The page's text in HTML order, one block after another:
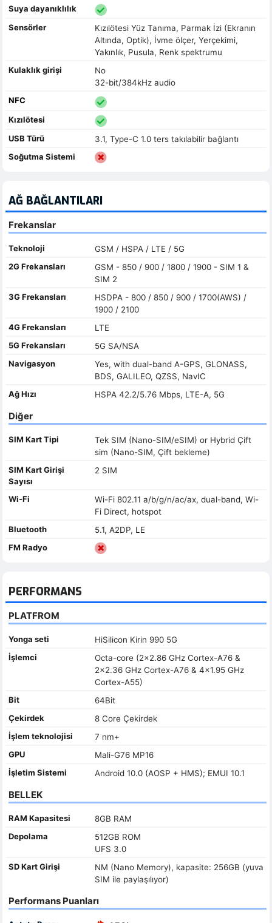
Suya dayanıklılık
Sensörler
Kızılötesi Yüz Tanıma, Parmak İzi (Ekranın
Altında, Optik), İvme ölçer, Yerçekimi,
Yakınlık, Pusula, Renk spektrumu
Kulaklık girişi
No
32-bit/384kHz audio
NFC
Kızılötesi
USB Türü
3.1, Type-C 1.0 ters takılabilir bağlantı
Soğutma Sistemi
AĞ BAĞLANTILARI
Frekanslar
Teknoloji
GSM / HSPA / LTE / 5G
2G Frekansları
GSM - 850 / 900 / 1800 / 1900 - SIM 1 &
SIM 2
3G Frekansları
HSDPA - 800 / 850 / 900 / 1700(AWS) /
1900 / 2100
4G Frekansları
LTE
5G Frekansları
5G SA/NSA
Navigasyon
Yes, with dual-band A-GPS, GLONASS,
BDS, GALILEO, QZSS, NavIC
Ağ Hızı
HSPA 42.2/5.76 Mbps, LTE-A, 5G
Diğer
SIM Kart Tipi
Tek SIM (Nano-SIM/eSIM) or Hybrid Çift
sim (Nano-SIM, Çift bekleme)
SIM Kart Girişi
Sayısı
2 SIM
Wi-Fi
Wi-Fi 802.11 a/b/g/n/ac/ax, dual-band, Wi-
Fi Direct, hotspot
Bluetooth
5.1, A2DP, LE
FM Radyo
PERFORMANS
PLATFROM
Yonga seti
HiSilicon Kirin 990 5G
İşlemci
Octa-core (2x2.86 GHz Cortex-A76 &
2x2.36 GHz Cortex-A76 & 4x1.95 GHz
Cortex-A55)
Bit
64Bit
Çekirdek
8 Core Çekirdek
İşlem teknolojisi
7 nm+
GPU
Mali-G76 MP16
İşletim Sistemi
Android 10.0 (AOSP + HMS); EMUI 10.1
BELLEK
RAM Kapasitesi
8GB RAM
Depolama
512GB ROM
UFS 3.0
SD Kart Girişi
NM (Nano Memory), kapasite: 256GB (yuva
SIM ile paylaşılıyor)
Performans Puanları